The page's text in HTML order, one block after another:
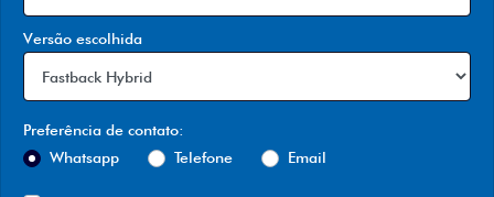
Versão escolhida
Preferência de contato:
Whatsapp
Telefone Email